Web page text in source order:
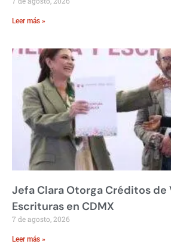
Leer más »
Jefa Clara Otorga Créditos de
Escrituras en CDMX
7 de agosto, 2026
Leer más »